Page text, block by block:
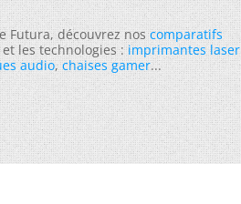
Futura, découvrez noscomparatifs
les technologies :imprimantes laser
audio,chaises gamer...